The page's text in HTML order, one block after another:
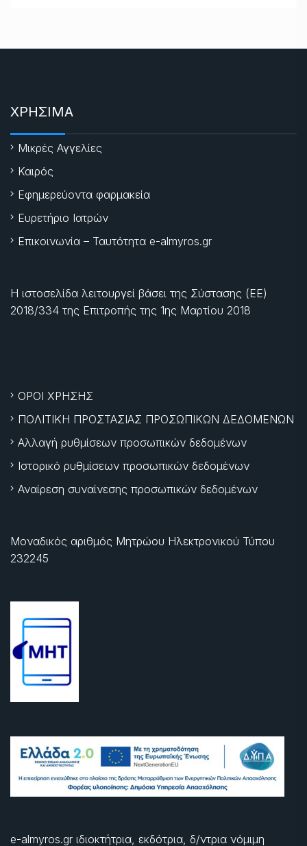
ΧΡΗΣΙΜΑ
Μικρές Αγγελίες
Καιρός
Εφημερεύοντα φαρμακεία
Ευρετήριο Ιατρών
Επικοινωνία – Ταυτότητα e-almyros.gr
Η ιστοσελίδα λειτουργεί βάσει της Σύστασης (ΕΕ)
2018/334 της Επιτροπής της 1ης Μαρτίου 2018
ΟΡΟΙ ΧΡΗΣΗΣ
ΠΟΛΙΤΙΚΗ ΠΡΟΣΤΑΣΙΑΣ ΠΡΟΣΩΠΙΚΩΝ ΔΕΔΟΜΕΝΩΝ
Αλλαγή ρυθμίσεων προσωπικών δεδομένων
Ιστορικό ρυθμίσεων προσωπικών δεδομένων
Αναίρεση συναίνεσης προσωπικών δεδομένων
Μοναδικός αριθμός Μητρώου Ηλεκτρονικού Τύπου
232245
e-almyros.gr ιδιοκτήτρια, εκδότρια, δ/ντρια νόμιμη